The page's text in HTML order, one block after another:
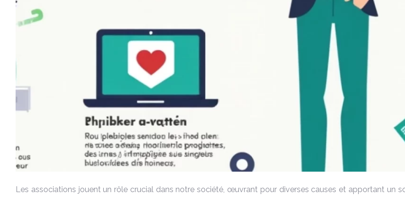
Les associations jouent un rôle crucial dans notre société, œuvrant pour diverses causes et apportant un